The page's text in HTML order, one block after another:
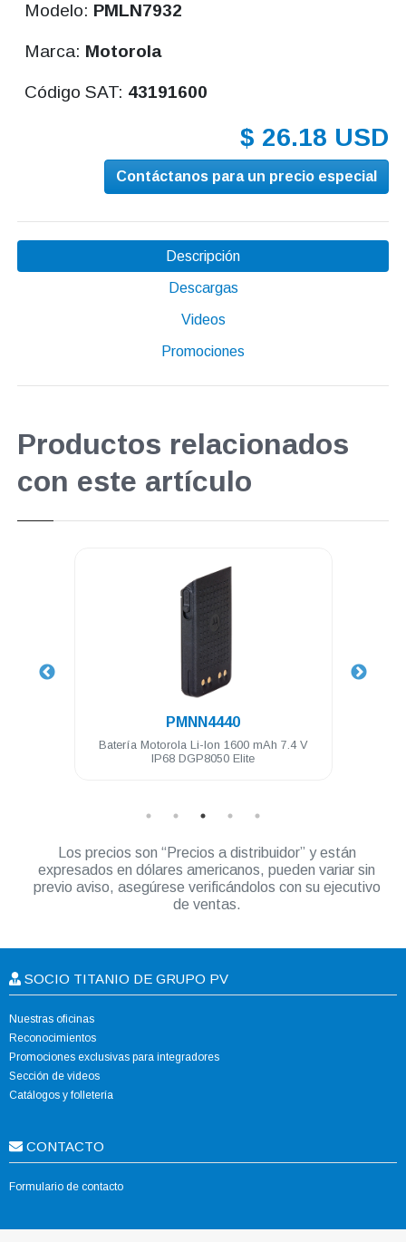
Modelo: PMLN7932
Marca: Motorola
Código SAT: 43191600
$ 26.18 USD
Contáctanos para un precio especial
Descripción
Descargas
Videos
Promociones
Productos relacionados
con este artículo
.
PMNN4440
Batería Motorola Li-Ion 1600 mAh 7.4 V
IP68 DGP8050 Elite
Los precios son “Precios a distribuidor” y están
expresados en dólares americanos, pueden variar sin
previo aviso, asegúrese verificándolos con su ejecutivo
de ventas.
SOCIO TITANIO DE GRUPO PV
Nuestras oficinas
Reconocimientos
Promociones exclusivas para integradores
Sección de videos
Catálogos y folletería
CONTACTO
Formulario de contacto